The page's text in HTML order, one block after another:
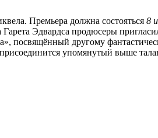
Премьера должна состояться 8
Эдвардса продюсеры
посвящённый другому
упомянутый выше